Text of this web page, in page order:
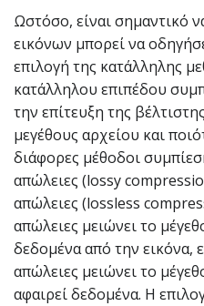
Ωστόσο, είναι σημαντικό
εικόνων μπορεί να
επιλογή της κατάλληλης
κατάλληλου επιπέδου
την επίτευξη της
μεγέθους αρχείου και
διάφορες μέθοδοι
απώλειες (lossy
απώλειες (lossless
απώλειες μειώνει το
δεδομένα από την εικόνα,
απώλειες μειώνει το
αφαιρεί δεδομένα. Η